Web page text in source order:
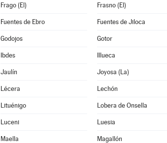
Frago (El) Frasno (El)
Fuentes de Ebro Fuentes de Jiloca
Godojos Gotor
Ibdes Illueca
Jaulín Joyosa (La)
Lécera Lechón
Lituénigo Lobera de Onsella
Luceni Luesia
Maella Magallón